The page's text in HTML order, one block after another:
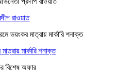
রাওয়াত
মার্কারি শনাক্ত